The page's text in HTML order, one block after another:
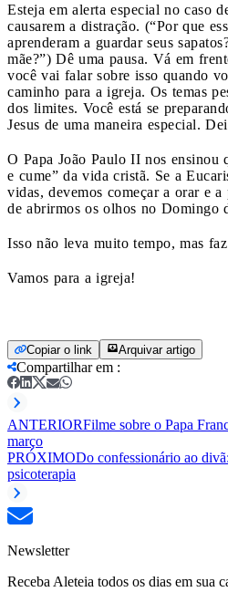
Esteja em alerta especial no caso
causarem a distração. (“Por que
aprenderam a guardar seus
mãe?”) Dê uma pausa. Vá em
você vai falar sobre isso quando
caminho para a igreja. Os temas
dos limites. Você está se
Jesus de uma maneira especial.
O Papa João Paulo II nos ensinou
e cume” da vida cristã. Se a
vidas, devemos começar a orar e
de abrirmos os olhos no Domingo
Isso não leva muito tempo, mas
Vamos para a igreja!
Copiar o link Arquivar artigo
Compartilhar em :
ANTERIORFilme sobre o Papa
março
PRÓXIMODo confessionário ao
psicoterapia
Newsletter
Receba Aleteia todos os dias em sua